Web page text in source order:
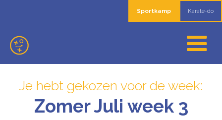
Sportkamp Karate-do
Je hebt gekozen voor de week:
Zomer Juli week 3